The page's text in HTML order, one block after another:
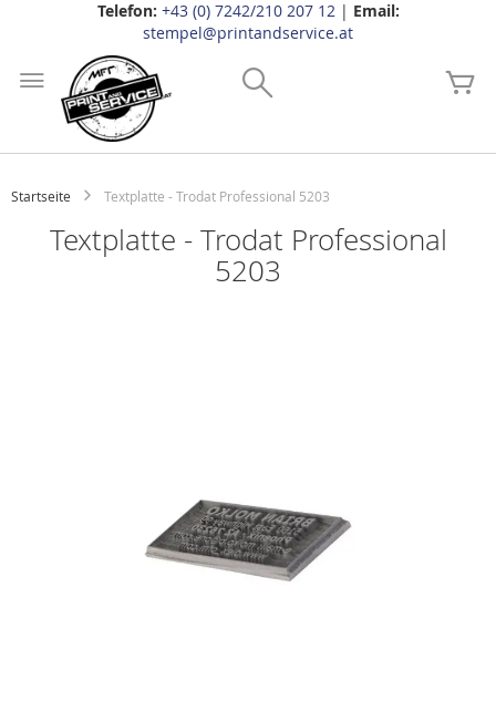
Telefon: +43 (0) 7242/210 207 12| Email:
stempel@printandservice.at
Inhalt
springen
Startseite Textplatte - Trodat Professional 5203
Textplatte - Trodat Professional
5203